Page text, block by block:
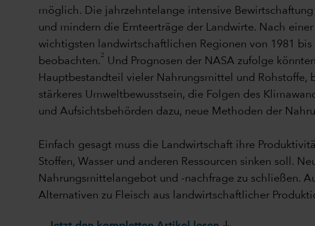
möglich. Die jahrzehntelange intensive
und mindern die Ernteerträge der Landwirte. Nach
wichtigsten landwirtschaftlichen Regionen von 1981
beobachten.
2
Und Prognosen der NASA zufolge
Hauptbestandteil vieler Nahrungsmittel und Rohstoffe,
stärkeres Umweltbewusstsein, die Folgen des
und Aufsichtsbehörden dazu, neue Methoden der
Einfach gesagt muss die Landwirtschaft ihre
Stoffen, Wasser und anderen Ressourcen sinken soll.
Nahrungsmittelangebot und -nachfrage zu schließen.
Alternativen zu Fleisch aus landwirtschaftlicher